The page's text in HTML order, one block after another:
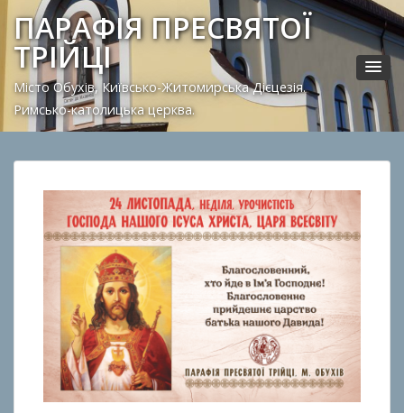
ПАРАФІЯ ПРЕСВЯТОЇ
ТРІЙЦІ
Місто Обухів, Київсько-Житомирська Дієцезія.
Римсько-католицька церква.